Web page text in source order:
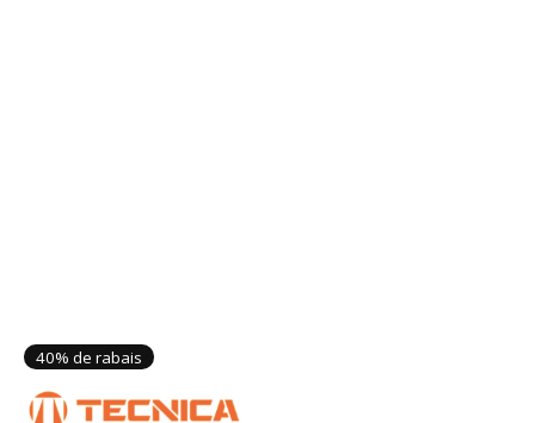
40% de rabais